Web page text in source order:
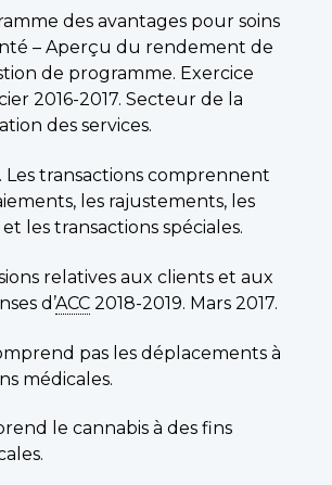
des avantages pour soins
– Aperçu du rendement de
de programme. Exercice
2016-2017. Secteur de la
des services.
de la note de bas de page
Les transactions comprennent
les rajustements, les
les transactions spéciales.
de la note de bas de page
relatives aux clients et aux
d’ACC 2018-2019. Mars 2017.
de la note de bas de page
pas les déplacements à
médicales.
de la note de bas de page
le cannabis à des fins
de la note de bas de page